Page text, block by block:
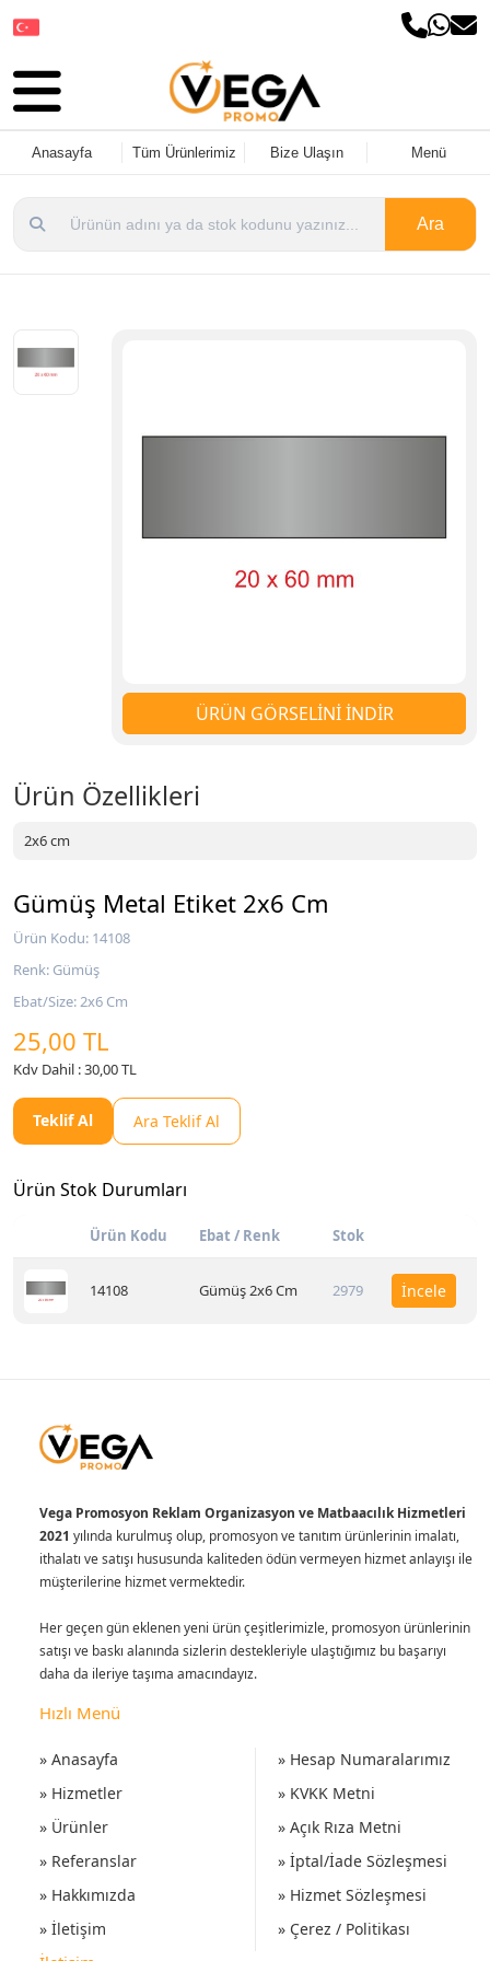
Anasayfa Tüm Ürünlerimiz Bize Ulaşın Menü
Ara
ÜRÜN GÖRSELİNİ İNDİR
Ürün Özellikleri
2x6 cm
Gümüş Metal Etiket 2x6 Cm
Ürün Kodu: 14108
Renk: Gümüş
Ebat/Size: 2x6 Cm
25,00 TL
Kdv Dahil : 30,00 TL
Teklif Al Ara Teklif Al
Ürün Stok Durumları
Ürün Kodu Ebat / Renk Stok
14108 Gümüş 2x6 Cm 2979 İncele
Vega Promosyon Reklam Organizasyon ve Matbaacılık Hizmetleri
2021 yılında kurulmuş olup, promosyon ve tanıtım ürünlerinin imalatı,
ithalatı ve satışı hususunda kaliteden ödün vermeyen hizmet anlayışı ile
müşterilerine hizmet vermektedir.
Her geçen gün eklenen yeni ürün çeşitlerimizle, promosyon ürünlerinin
satışı ve baskı alanında sizlerin destekleriyle ulaştığımız bu başarıyı
daha da ileriye taşıma amacındayız.
Hızlı Menü
» Anasayfa
» Hizmetler
» Ürünler
» Referanslar
» Hakkımızda
» İletişim
» Hesap Numaralarımız
» KVKK Metni
» Açık Rıza Metni
» İptal/İade Sözleşmesi
» Hizmet Sözleşmesi
» Çerez / Politikası